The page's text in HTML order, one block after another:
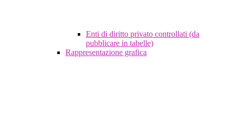
Enti di diritto privato controllati (da
pubblicare in tabelle)
Rappresentazione grafica